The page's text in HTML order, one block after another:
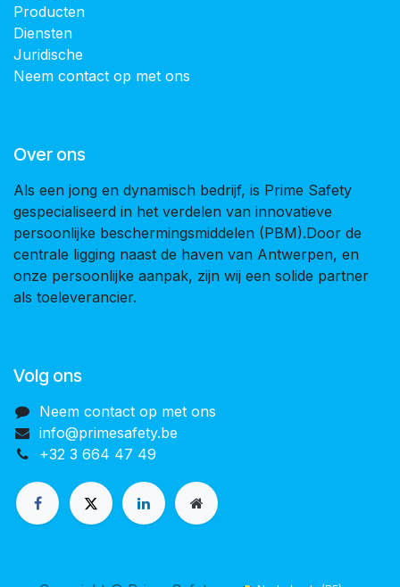
Producten
Diensten
Juridische
Neem contact op met ons
Over ons
Als een jong en dynamisch bedrijf, is Prime Safety
gespecialiseerd in het verdelen van innovatieve
persoonlijke beschermingsmiddelen (PBM).Door de
centrale ligging naast de haven van Antwerpen, en
onze persoonlijke aanpak, zijn wij een solide partner
als toeleverancier.
Volg ons
Neem contact op met ons
info@primesafety.be
+32 3 664 47 49